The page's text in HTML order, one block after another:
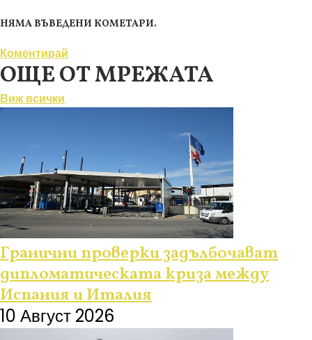
НЯМА ВЪВЕДЕНИ КОМЕТАРИ.
Коментирай
ОЩЕ ОТ МРЕЖАТА
Виж всички
Гранични проверки задълбочават
дипломатическата криза между
Испания и Италия
10 Август 2026